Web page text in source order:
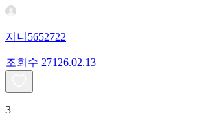
지니5652722
조회수 271 26.02.13
3